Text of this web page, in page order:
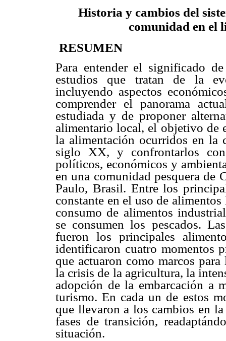
Historia y cambios del
comunidad en el
RESUMEN
Para entender el significado
estudios que tratan de la
incluyendo aspectos
comprender el panorama
estudiada y de proponer
alimentario local, el objetivo de
la alimentación ocurridos en la
siglo XX, y confrontarlos
políticos, económicos y
en una comunidad pesquera de
Paulo, Brasil. Entre los
constante en el uso de
consumo de alimentos
se consumen los pescados.
fueron los principales
identificaron cuatro momentos
que actuaron como marcos
la crisis de la agricultura, la
adopción de la embarcación a
turismo. En cada un de estos
que llevaron a los cambios en
fases de transición,
situación.